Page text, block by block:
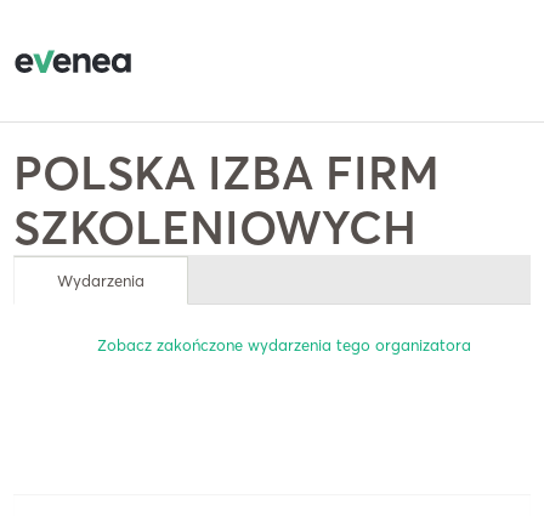
POLSKA IZBA FIRM
SZKOLENIOWYCH
Wydarzenia
Zobacz zakończone wydarzenia tego organizatora